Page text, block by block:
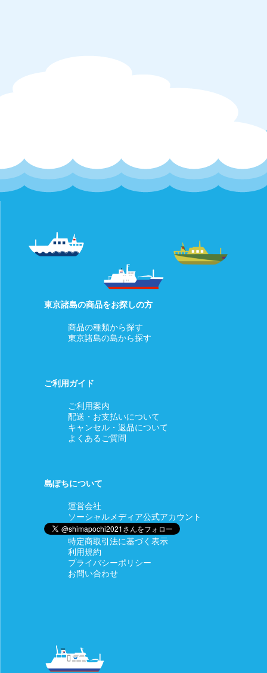
東京諸島の商品をお探しの方
商品の種類から探す
東京諸島の島から探す
ご利用ガイド
ご利用案内
配送・お支払いについて
キャンセル・返品について
よくあるご質問
島ぽちについて
運営会社
ソーシャルメディア公式アカウント
特定商取引法に基づく表示
利用規約
プライバシーポリシー
お問い合わせ